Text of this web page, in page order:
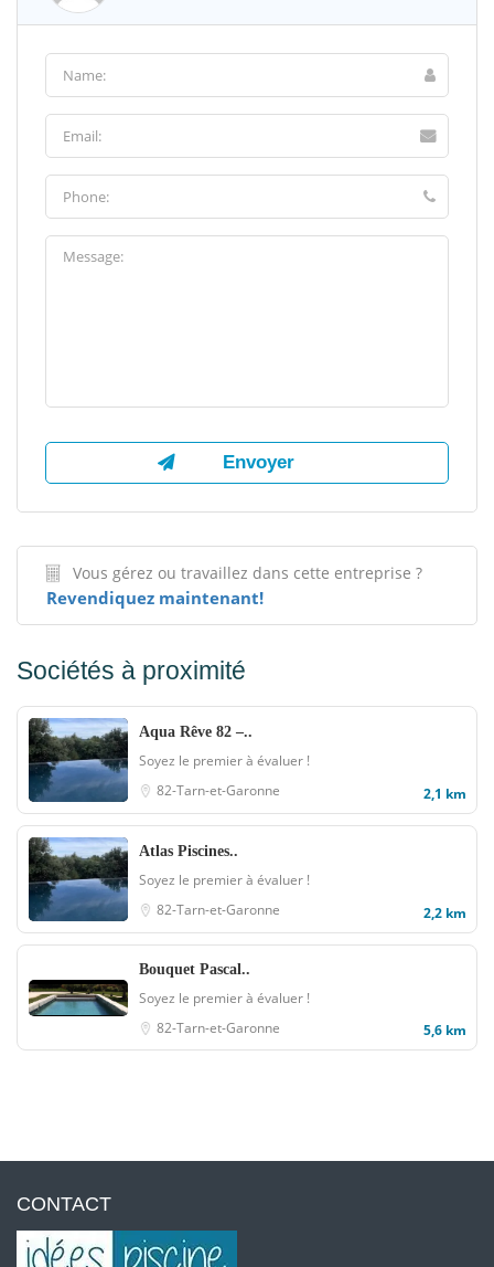
Vous gérez ou travaillez dans cette entreprise ?
Revendiquez maintenant!
Sociétés à proximité
Aqua Rêve 82 –..
Soyez le premier à évaluer !
82-Tarn-et-Garonne
2,1 km
Atlas Piscines..
Soyez le premier à évaluer !
82-Tarn-et-Garonne
2,2 km
Bouquet Pascal..
Soyez le premier à évaluer !
82-Tarn-et-Garonne
5,6 km
CONTACT